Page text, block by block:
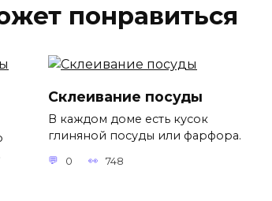
понравиться
Склеивание посуды
В каждом доме есть кусок
глиняной посуды или фарфора.
0 748